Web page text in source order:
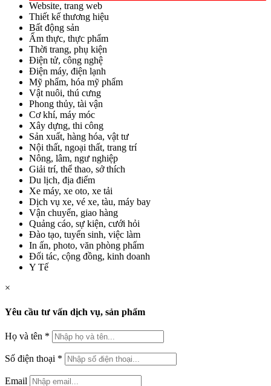
Website, trang web
Thiết kế thương hiệu
Bất động sản
Ẩm thực, thực phẩm
Thời trang, phụ kiện
Điện tử, công nghệ
Điện máy, điện lạnh
Mỹ phẩm, hóa mỹ phẩm
Vật nuôi, thú cưng
Phong thủy, tài vận
Cơ khí, máy móc
Xây dựng, thi công
Sản xuất, hàng hóa, vật tư
Nội thất, ngoại thất, trang trí
Nông, lâm, ngư nghiệp
Giải trí, thể thao, sở thích
Du lịch, địa điểm
Xe máy, xe oto, xe tải
Dịch vụ xe, vé xe, tàu, máy bay
Vận chuyển, giao hàng
Quảng cáo, sự kiện, cưới hỏi
Đào tạo, tuyển sinh, việc làm
In ấn, photo, văn phòng phẩm
Đối tác, cộng đồng, kinh doanh
Y Tế
×
Yêu cầu tư vấn dịch vụ, sản phẩm
Họ và tên *
Số điện thoại *
Email